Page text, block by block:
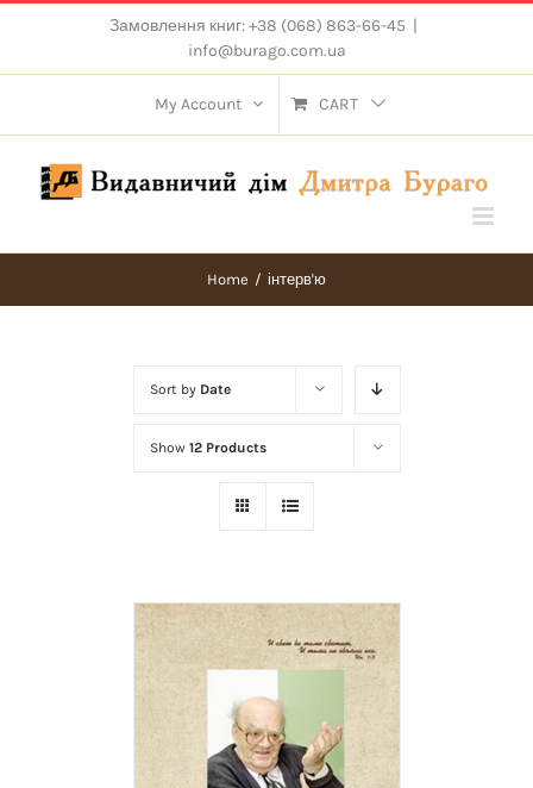
content
Замовлення книг: +38 (068) 863-66-45 |
info@burago.com.ua
My Account CART
Home / інтерв'ю
Sort by Date
Show 12 Products